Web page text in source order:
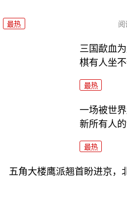
最热 阅
三国歃血
棋有人坐不
最热
一场被世
新所有人
最热
五角大楼鹰派翘首盼进京，